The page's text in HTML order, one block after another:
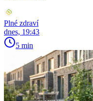
Plné zdraví
dnes, 19:43
5 min